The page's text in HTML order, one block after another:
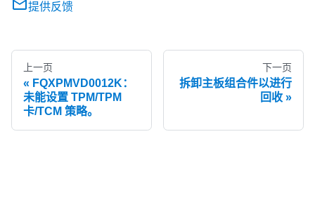
提供反馈
上一页
FQXPMVD0012K：
未能设置 TPM/TPM
卡/TCM 策略。
下一页
拆卸主板组合件以进行
回收